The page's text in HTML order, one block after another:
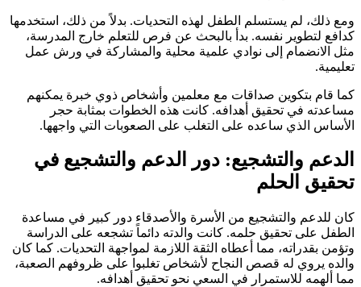
ومع ذلك، لم يستسلم الطفل لهذه التحديات. بدلاً من ذلك، استخدمها
كدافع لتطوير نفسه. بدأ بالبحث عن فرص للتعلم خارج المدرسة،
مثل الانضمام إلى نوادي علمية محلية والمشاركة في ورش عمل
تعليمية.
كما قام بتكوين صداقات مع معلمين وأشخاص ذوي خبرة يمكنهم
مساعدته في تحقيق أهدافه. كانت هذه الخطوات بمثابة حجر
الأساس الذي ساعده على التغلب على الصعوبات التي واجهها.
الدعم والتشجيع: دور الدعم والتشجيع في
تحقيق الحلم
كان للدعم والتشجيع من الأسرة والأصدقاء دور كبير في مساعدة
الطفل على تحقيق حلمه. كانت والدته دائماً تشجعه على الدراسة
وتؤمن بقدراته، مما أعطاه الثقة اللازمة لمواجهة التحديات. كما كان
والده يروي له قصص النجاح لأشخاص تغلبوا على ظروفهم الصعبة،
مما ألهمه للاستمرار في السعي نحو تحقيق أهدافه.